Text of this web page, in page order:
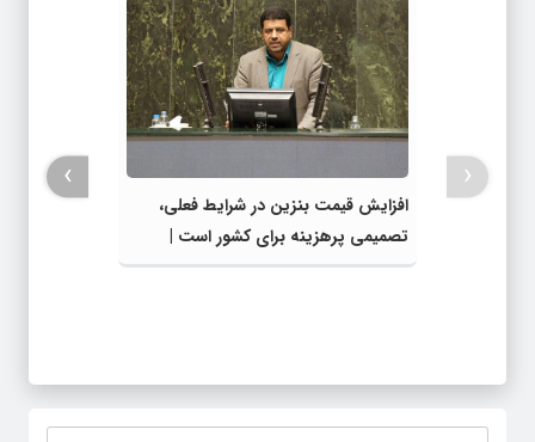
افزایش قیمت بنزین در شرایط فعلی،
تصمیمی پرهزینه برای کشور است |
دولت، قاچاق سوخت و عوامل اصلی
‹
›